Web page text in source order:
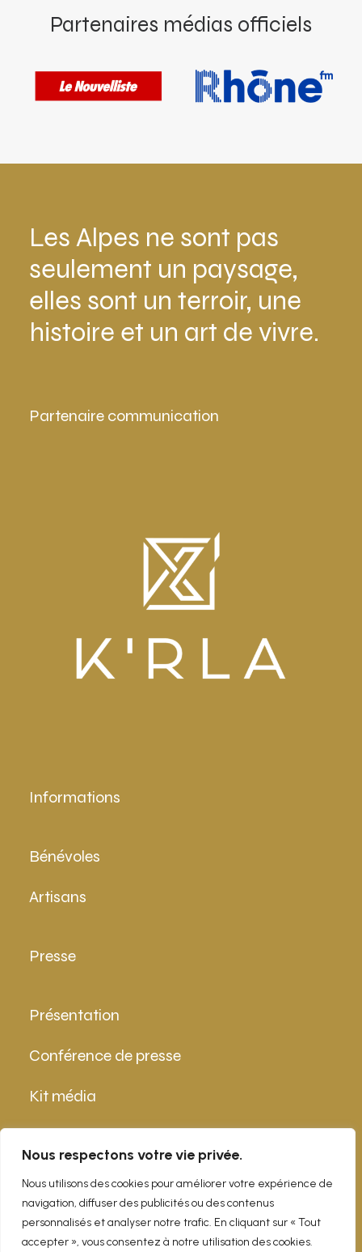
Nous respectons votre vie privée.
Nous utilisons des cookies pour améliorer votre expérience de
navigation, diffuser des publicités ou des contenus
personnalisés et analyser notre trafic. En cliquant sur « Tout
accepter », vous consentez à notre utilisation des cookies.
Partenaires médias officiels
Les Alpes ne sont pas
seulement un paysage,
elles sont un terroir, une
histoire et un art de vivre.
Partenaire communication
Informations
Bénévoles
Artisans
Presse
Présentation
Conférence de presse
Kit média
Contact
info@epicurialpes.ch